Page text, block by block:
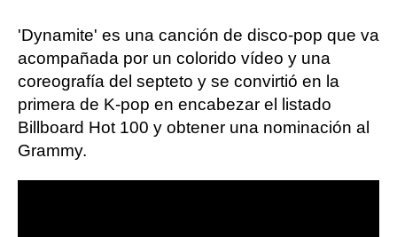
'Dynamite' es una canción de disco-pop que va
acompañada por un colorido vídeo y una
coreografía del septeto y se convirtió en la
primera de K-pop en encabezar el listado
Billboard Hot 100 y obtener una nominación al
Grammy.